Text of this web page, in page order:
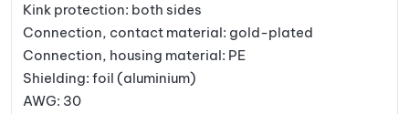
Kink protection: both sides
Connection, contact material: gold-plated
Connection, housing material: PE
Shielding: foil (aluminium)
AWG: 30